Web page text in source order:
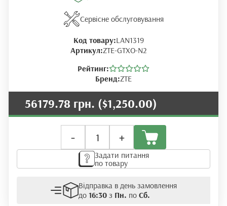
Сервісне обслуговування
Код товару:LAN1319
Артикул:ZTE-GTXO-N2
Рейтинг:
Бренд:ZTE
56179.78 грн. ($1,250.00)
-
розширення
ZTE
GTXO
N2
PON)
кількість
+
Задати питання
по товару
Відправка в день замовлення
до 16:30з Пн. по Сб.